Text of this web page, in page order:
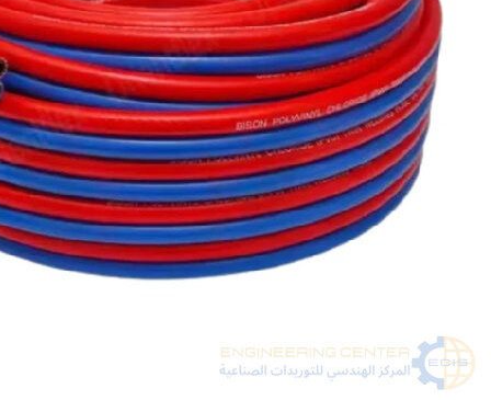
12 products
قلاب بوية(2)
كمبروسر سيارة(2)
2 products